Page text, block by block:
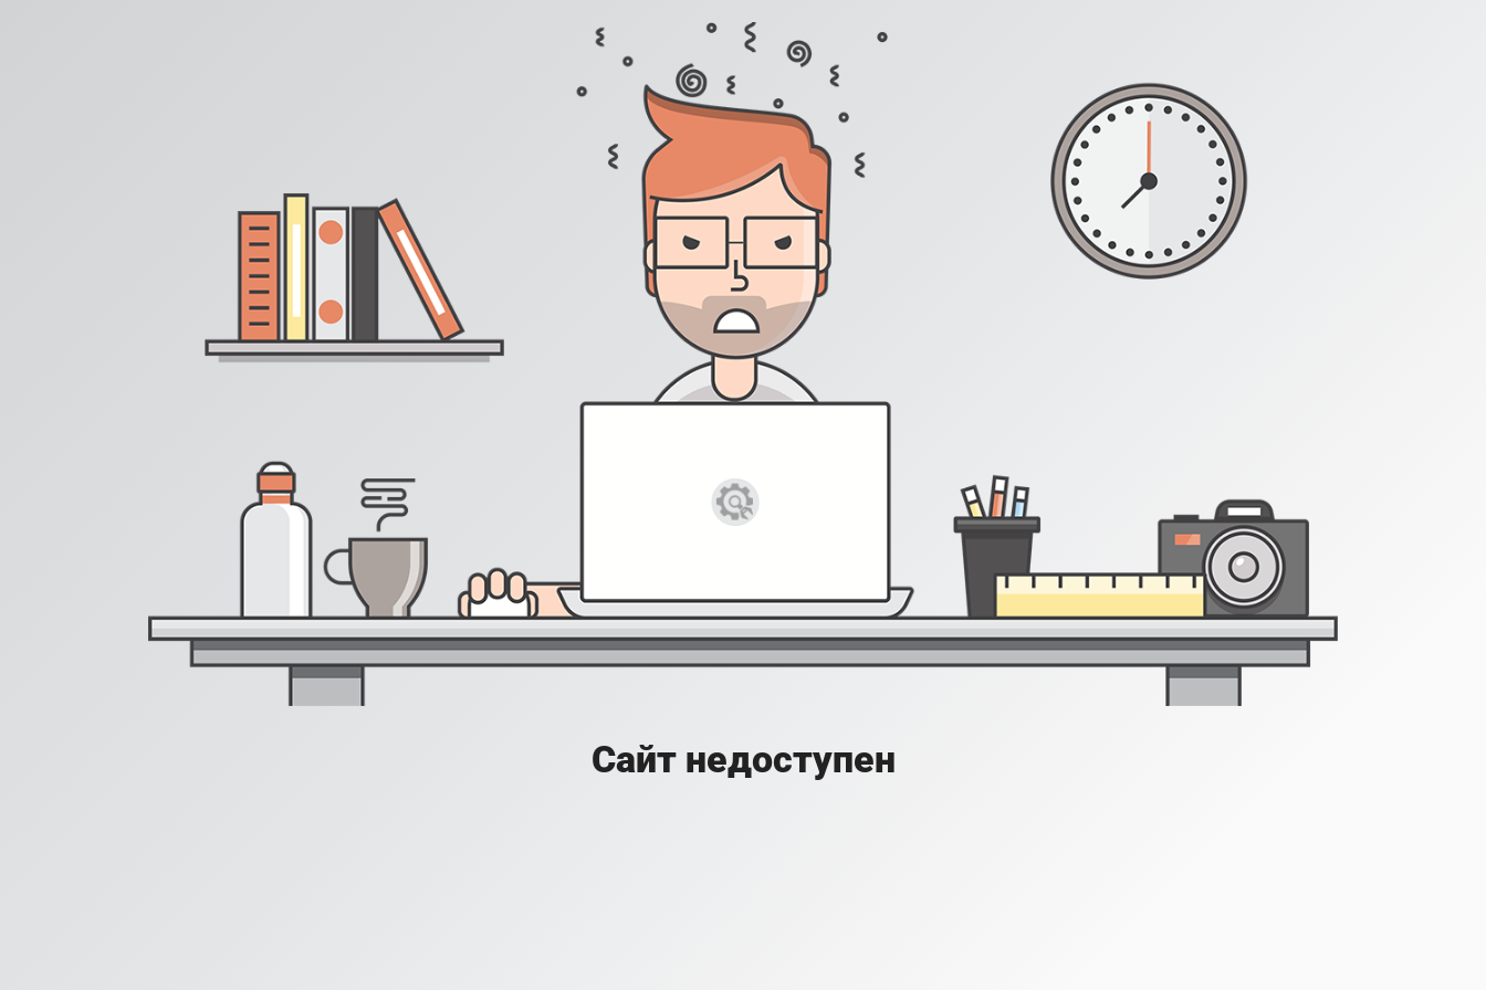
Сайт недоступен